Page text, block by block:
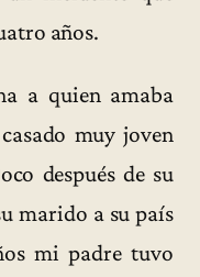
años.
a quien amaba
muy joven
después de su
marido a su país
mi padre tuvo